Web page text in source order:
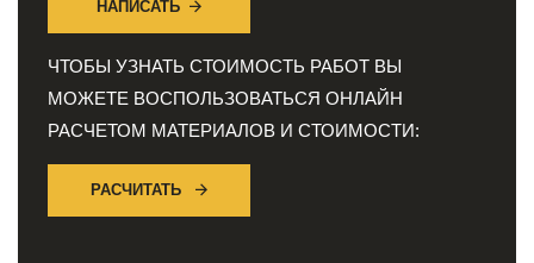
НАПИСАТЬ
ЧТОБЫ УЗНАТЬ СТОИМОСТЬ РАБОТ ВЫ
МОЖЕТЕ ВОСПОЛЬЗОВАТЬСЯ ОНЛАЙН
РАСЧЕТОМ МАТЕРИАЛОВ И СТОИМОСТИ:
РАСЧИТАТЬ